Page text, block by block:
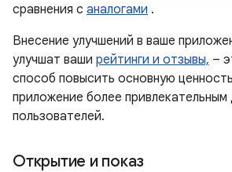
сравнения с аналогами .
Внесение улучшений в ваше
улучшат ваши рейтинги и отзывы, –
способ повысить основную
приложение более привлекательным
пользователей.
Открытие и показ